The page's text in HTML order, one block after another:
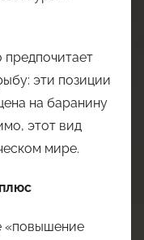
предпочитает
эти позиции
на баранину
этот вид
мире.
«повышение